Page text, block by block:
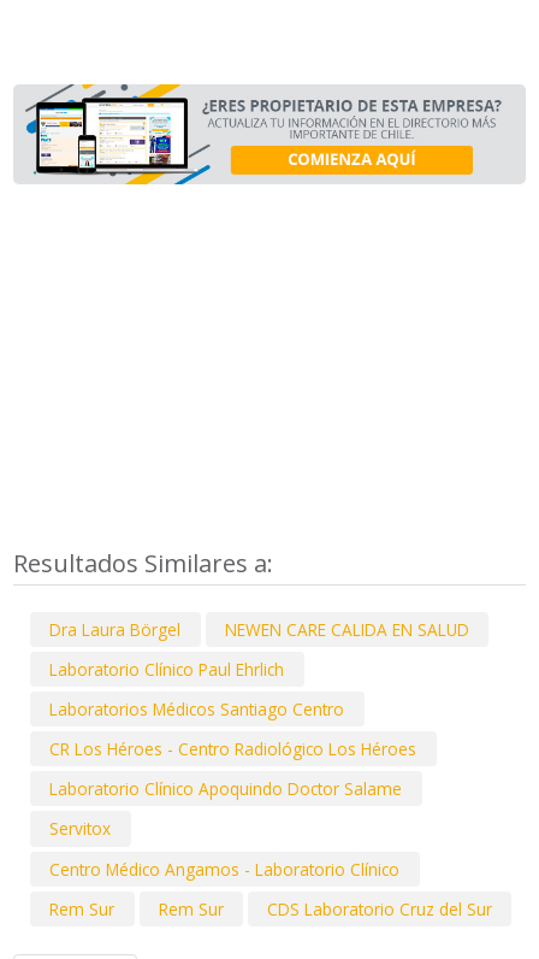
Resultados Similares a:
Dra Laura Börgel
NEWEN CARE CALIDA EN SALUD
Laboratorio Clínico Paul Ehrlich
Laboratorios Médicos Santiago Centro
CR Los Héroes - Centro Radiológico Los Héroes
Laboratorio Clínico Apoquindo Doctor Salame
Servitox
Centro Médico Angamos - Laboratorio Clínico
Rem Sur
Rem Sur CDS Laboratorio Cruz del Sur